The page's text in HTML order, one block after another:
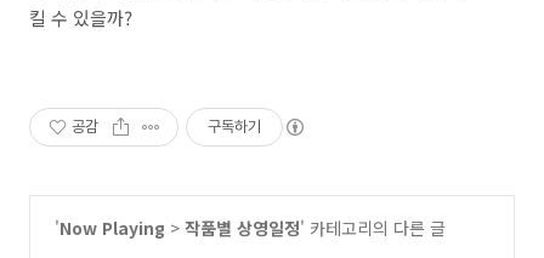
킬 수 있을까?
공감 구독하기
'Now Playing > 작품별 상영일정' 카테고리의 다른 글